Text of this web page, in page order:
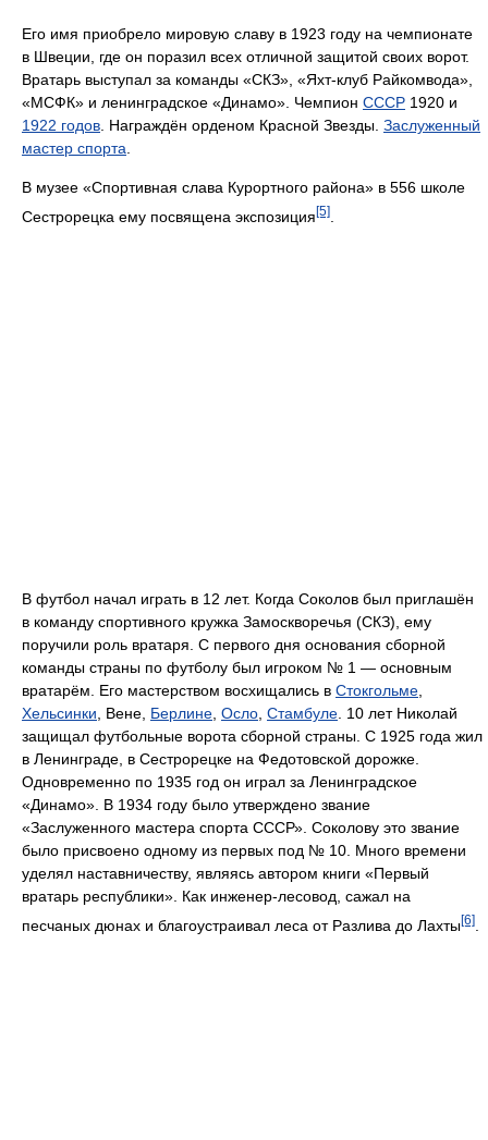
Его имя приобрело мировую славу в 1923 году на чемпионате
в Швеции, где он поразил всех отличной защитой своих ворот.
Вратарь выступал за команды «СКЗ», «Яхт-клуб Райкомвода»,
«МСФК» и ленинградское «Динамо». Чемпион СССР 1920 и
1922 годов . Награждён орденом Красной Звезды. Заслуженный
мастер спорта
В музее «Спортивная слава Курортного района» в 556 школе
Сестрорецка ему посвящена экспозиция[5]
В футбол начал играть в 12 лет. Когда Соколов был приглашён
в команду спортивного кружка Замоскворечья (СКЗ), ему
поручили роль вратаря. С первого дня основания сборной
команды страны по футболу был игроком № 1 — основным
вратарём. Его мастерством восхищались в Стокгольме
Хельсинки , Вене, Берлине Осло Стамбуле . 10 лет Николай
защищал футбольные ворота сборной страны. С 1925 года жил
в Ленинграде, в Сестрорецке на Федотовской дорожке.
Одновременно по 1935 год он играл за Ленинградское
«Динамо». В 1934 году было утверждено звание
«Заслуженного мастера спорта СССР». Соколову это звание
было присвоено одному из первых под № 10. Много времени
уделял наставничеству, являясь автором книги «Первый
вратарь республики». Как инженер-лесовод, сажал на
песчаных дюнах и благоустраивал леса от Разлива до Лахты[6]